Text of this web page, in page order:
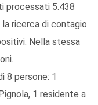
processati 5.438
ricerca di contagio
Nella stessa
8 persone: 1
1 residente a